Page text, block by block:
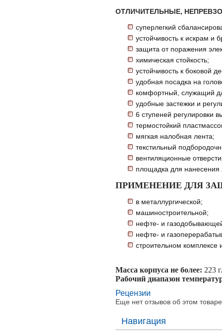
ОТЛИЧИТЕЛЬНЫЕ,
суперлегкий
устойчивость к искрам и
защита от поражения
химическая стойкость;
устойчивость к боковой
удобная посадка на
комфортный, служащий
удобные застежки и
6 ступеней регулировки
термостойкий
мягкая налобная лента;
текстильный
вентиляционные
площадка для нанесения
ПРИМЕНЕНИЕ ДЛЯ
в металлургической;
машиностроительной;
нефте- и
нефте- и
строительном комплексе
Масса корпуса не более: 223
Рабочий диапазон
Рецензии
Еще нет отзывов об этом
Навигация